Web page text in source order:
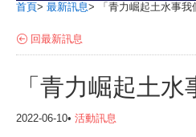
首頁> 最新訊息> 「青力崛起土水事
回最新訊息
「青力崛起土
2022-06-10• 活動訊息